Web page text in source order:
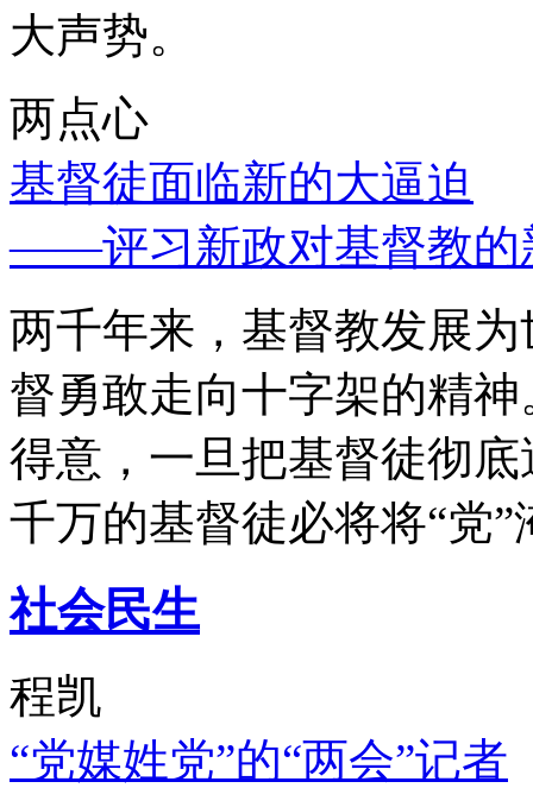
大声势。
两点心
基督徒面临新的大逼迫
——评习新政对基督教的
两千年来，基督教发展
督勇敢走向十字架的精
得意，一旦把基督徒彻
千万的基督徒必将将“党”
社会民生
程凯
“党媒姓党”的“两会”记者